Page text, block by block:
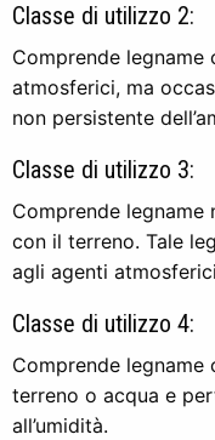
Classe di utilizzo 2:
Comprende
atmosferici, ma
non persistente
Classe di utilizzo 3:
Comprende
con il terreno. Tale
agli agenti
Classe di utilizzo 4:
Comprende
terreno o acqua e
all’umidità.